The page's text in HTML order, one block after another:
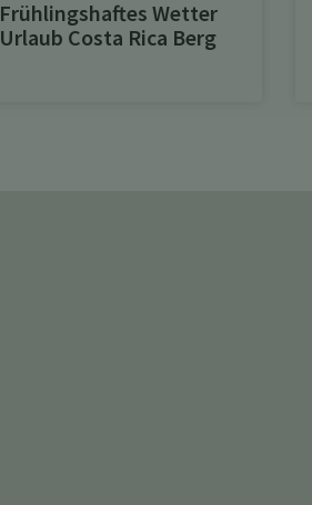
Frühlingshaftes Wetter
Urlaub Costa Rica Berg